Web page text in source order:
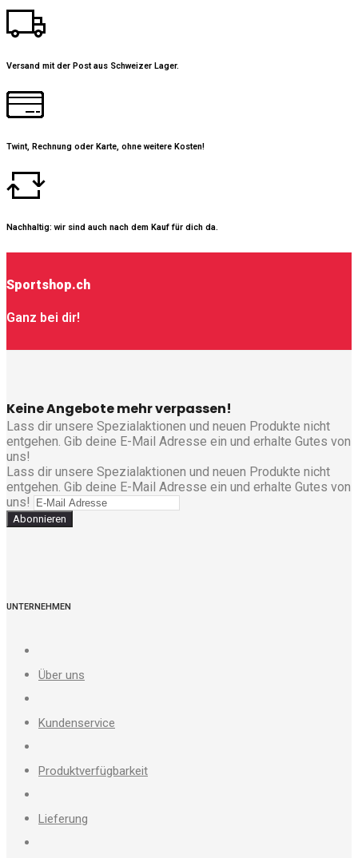
Versand mit der Post aus Schweizer Lager.
Twint, Rechnung oder Karte, ohne weitere Kosten!
Nachhaltig: wir sind auch nach dem Kauf für dich da.
Sportshop.ch
Ganz bei dir!
Keine Angebote mehr verpassen!
Lass dir unsere Spezialaktionen und neuen Produkte nicht
entgehen. Gib deine E-Mail Adresse ein und erhalte Gutes von
uns!
Lass dir unsere Spezialaktionen und neuen Produkte nicht
entgehen. Gib deine E-Mail Adresse ein und erhalte Gutes von
uns!
Abonnieren
UNTERNEHMEN
Über uns
Kundenservice
Produktverfügbarkeit
Lieferung